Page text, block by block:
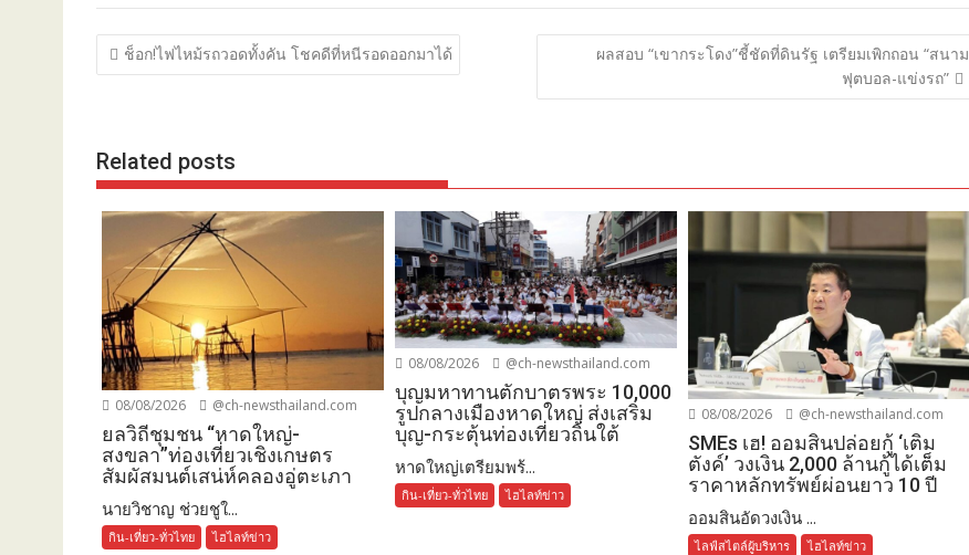
แนะแนว
เรื่อง
ช็อก!ไฟไหม้รถวอดทั้งคัน โชคดีที่หนีรอดออกมาได้
ผลสอบ “เขากระโดง”ชี้ชัดที่ดินรัฐ เตรียมเพิกถอน “สนาม
ฟุตบอล-แข่งรถ”
Related posts
08/08/2026 @ch-newsthailand.com
ยลวิถีชุมชน “หาดใหญ่-
สงขลา”ท่องเที่ยวเชิงเกษตร
สัมผัสมนต์เสน่ห์คลองอู่ตะเภา
นายวิชาญ ช่วยชูใ...
กิน-เที่ยว-ทั่วไทย ไฮไลท์ข่าว
08/08/2026 @ch-newsthailand.com
บุญมหาทานตักบาตรพระ 10,000
รูปกลางเมืองหาดใหญ่ ส่งเสริม
บุญ-กระตุ้นท่องเที่ยวถิ่นใต้
หาดใหญ่เตรียมพร้...
กิน-เที่ยว-ทั่วไทย ไฮไลท์ข่าว
08/08/2026 @ch-newsthailand.com
SMEs เฮ! ออมสินปล่อยกู้ ‘เติม
ตังค์’ วงเงิน 2,000 ล้านกู้ได้เต็ม
ราคาหลักทรัพย์ผ่อนยาว 10 ปี
ออมสินอัดวงเงิน ...
ไลฟ์สไตล์ผู้บริหาร ไฮไลท์ข่าว